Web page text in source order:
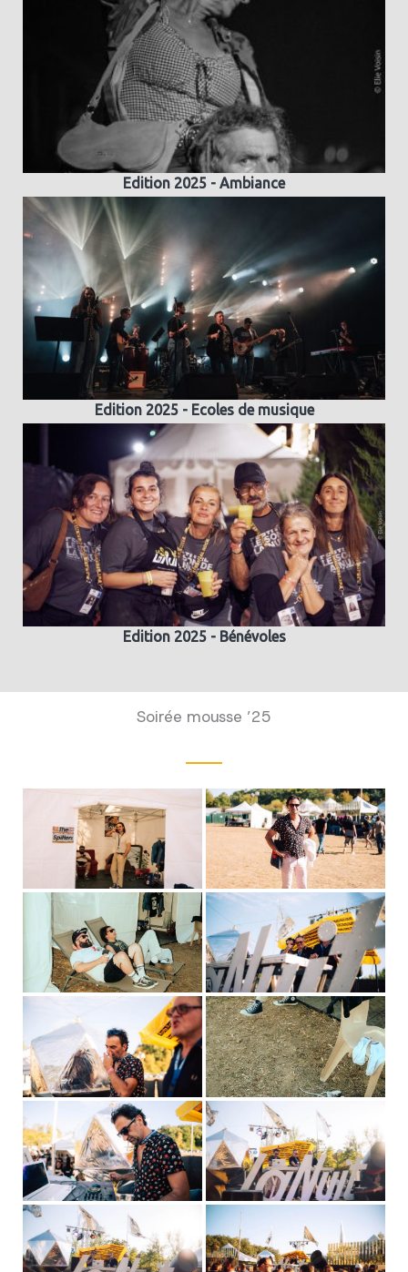
Edition 2025 - Ambiance
Edition 2025 - Ecoles de musique
Edition 2025 - Bénévoles
Soirée mousse ’25